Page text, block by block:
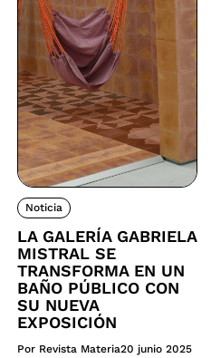
Noticia
LA GALERÍA GABRIELA
MISTRAL SE
TRANSFORMA EN UN
BAÑO PÚBLICO CON
SU NUEVA
EXPOSICIÓN
Por Revista Materia20 junio 2025